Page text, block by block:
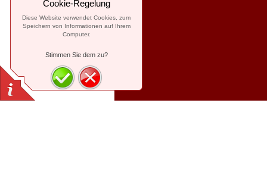
Cookie-Regelung
Diese Website verwendet Cookies, zum
Speichern von Informationen auf Ihrem
Computer.
Stimmen Sie dem zu?